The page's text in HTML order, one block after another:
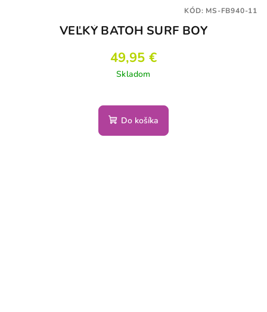
VEĽKÝ BATOH SURF BOY
49,95 €
Skladom
Do košíka
KÓD: MS-FB940-11